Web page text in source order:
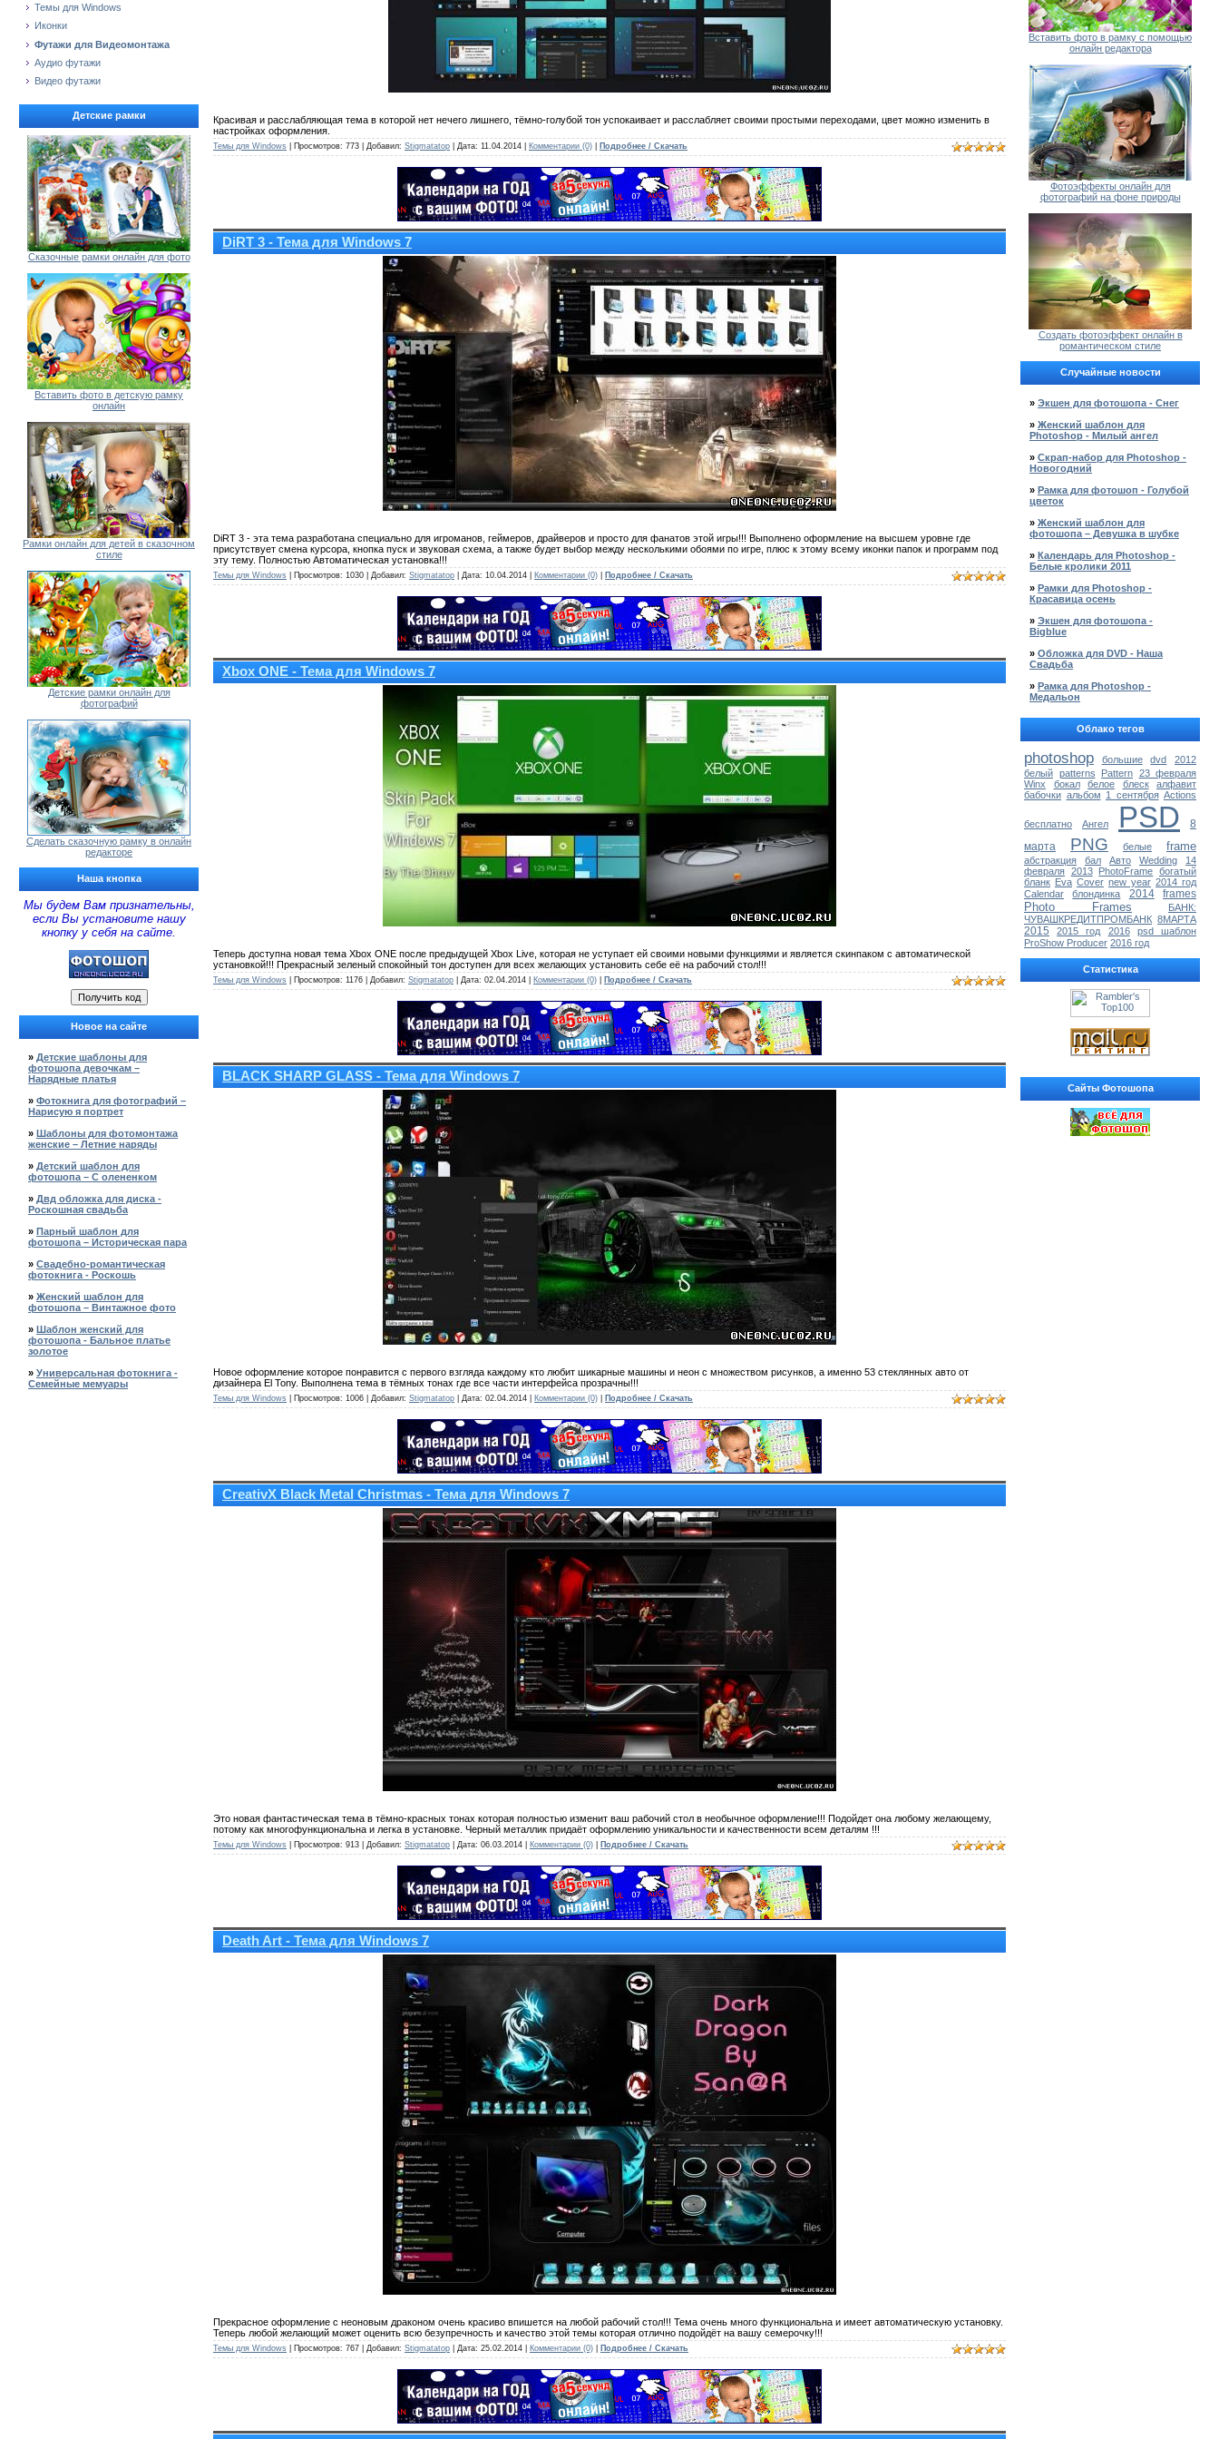
Темы для Windows
Иконки
Футажи для Видеомонтажа
Аудио футажи
Видео футажи
Детские рамки
Сказочные рамки онлайн для фото
Вставить фото в детскую рамку
онлайн
Рамки онлайн для детей в сказочном
стиле
Детские рамки онлайн для
фотографий
Сделать сказочную рамку в онлайн
редакторе
Наша кнопка
Мы будем Вам признательны,
если Вы установите нашу
кнопку у себя на сайте.
Новое на сайте
» Детские шаблоны для
фотошопа девочкам –
Нарядные платья
» Фотокнига для фотографий –
Нарисую я портрет
» Шаблоны для фотомонтажа
женские – Летние наряды
» Детский шаблон для
фотошопа – С олененком
» Двд обложка для диска -
Роскошная свадьба
» Парный шаблон для
фотошопа – Историческая пара
» Свадебно-романтическая
фотокнига - Роскошь
» Женский шаблон для
фотошопа – Винтажное фото
» Шаблон женский для
фотошопа - Бальное платье
золотое
» Универсальная фотокнига -
Семейные мемуары
Красивая и расслабляющая тема в которой нет нечего лишнего, тёмно-голубой тон успокаивает и расслабляет своими простыми переходами, цвет можно изменить в
настройках оформления.
Темы для Windows | Просмотров: 773 | Добавил: Stigmatatop | Дата: 11.04.2014 Комментарии (0) Подробнее / Скачать
DiRT 3 - Тема для Windows 7
DiRT 3 - эта тема разработана специально для игроманов, геймеров, драйверов и просто для фанатов этой игры!!! Выполнено оформление на высшем уровне где
присутствует смена курсора, кнопка пуск и звуковая схема, а также будет выбор между несколькими обоями по игре, плюс к этому всему иконки папок и программ под
эту тему. Полностью Автоматическая установка!!!
Темы для Windows | Просмотров: 1030 | Добавил: Stigmatatop | Дата: 10.04.2014 Комментарии (0) Подробнее / Скачать
Xbox ONE - Тема для Windows 7
Теперь доступна новая тема Xbox ONE после предыдущей Xbox Live, которая не уступает ей своими новыми функциями и является скинпаком с автоматической
установкой!!! Прекрасный зеленый спокойный тон доступен для всех желающих установить себе её на рабочий стол!!!
Темы для Windows | Просмотров: 1176 | Добавил: Stigmatatop | Дата: 02.04.2014 Комментарии (0) Подробнее / Скачать
BLACK SHARP GLASS - Тема для Windows 7
Новое оформление которое понравится с первого взгляда каждому кто любит шикарные машины и неон с множеством рисунков, а именно 53 стеклянных авто от
дизайнера El Tony. Выполнена тема в тёмных тонах где все части интерфейса прозрачны!!!
Темы для Windows | Просмотров: 1006 | Добавил: Stigmatatop | Дата: 02.04.2014 Комментарии (0) Подробнее / Скачать
CreativX Black Metal Christmas - Тема для Windows 7
Это новая фантастическая тема в тёмно-красных тонах которая полностью изменит ваш рабочий стол в необычное оформление!!! Подойдет она любому желающему,
потому как многофункциональна и легка в установке. Черный металлик придаёт оформлению уникальности и качественности всем деталям !!!
Темы для Windows | Просмотров: 913 | Добавил: Stigmatatop | Дата: 06.03.2014 Комментарии (0) Подробнее / Скачать
Death Art - Тема для Windows 7
Прекрасное оформление с неоновым драконом очень красиво впишется на любой рабочий стол!!! Тема очень много функциональна и имеет автоматическую установку.
Теперь любой желающий может оценить всю безупречность и качество этой темы которая отлично подойдёт на вашу семерочку!!!
Темы для Windows | Просмотров: 767 | Добавил: Stigmatatop | Дата: 25.02.2014 Комментарии (0) Подробнее / Скачать
Вставить фото в рамку с помощью
онлайн редактора
Фотоэффекты онлайн для
фотографий на фоне природы
Создать фотоэффект онлайн в
романтическом стиле
Случайные новости
» Экшен для фотошопа - Снег
» Женский шаблон для
Photoshop - Милый ангел
» Скрап-набор для Photoshop -
Новогодний
» Рамка для фотошоп - Голубой
цветок
» Женский шаблон для
фотошопа – Девушка в шубке
» Календарь для Photoshop -
Белые кролики 2011
» Рамки для Photoshop -
Красавица осень
» Экшен для фотошопа -
Bigblue
» Обложка для DVD - Наша
Свадьба
» Рамка для Photoshop -
Медальон
Облако тегов
photoshop большие dvd
2012
белый patterns Pattern 23 февраля
Winx
бокал белое блеск
алфавит
бабочки альбом 1 сентября Actions
бесплатно Ангел PSD
8
марта
PNG белые frame
абстракция бал Авто Wedding
14
февраля 2013 PhotoFrame богатый
бланк Eva Cover new year 2014 год
Calendar
блондинка 2014 frames
Photo Frames
БАНК:
ЧУВАШКРЕДИТПРОМБАНК 8МАРТА
2015 2015 год 2016
psd шаблон
ProShow Producer 2016 год
Статистика
Сайты Фотошопа